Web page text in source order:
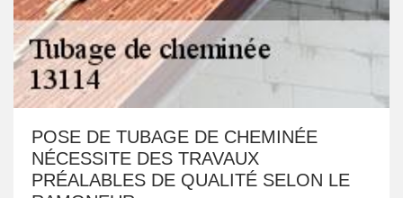
POSE DE TUBAGE DE CHEMINÉE
NÉCESSITE DES TRAVAUX
PRÉALABLES DE QUALITÉ SELON LE